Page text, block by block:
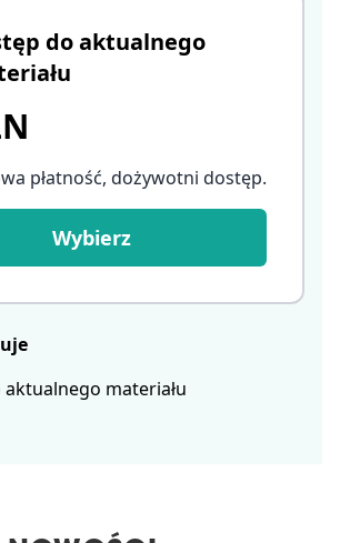
do aktualnego
płatność, dożywotni dostęp.
Wybierz
materiału